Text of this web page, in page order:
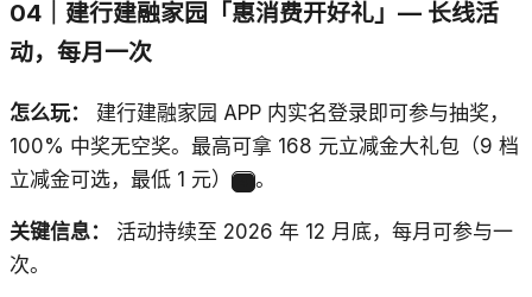
04｜建行建融家园「惠消费开好礼」— 长线活
动，每月一次
怎么玩：
建行建融家园 APP 内实名登录即可参与抽奖，
100% 中奖无空奖。最高可拿 168 元立减金大礼包（9 档
立减金可选，最低 1 元）
。
关键信息：
活动持续至 2026 年 12 月底，每月可参与一
次。